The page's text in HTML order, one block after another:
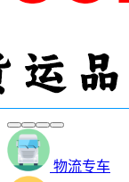
物流专车